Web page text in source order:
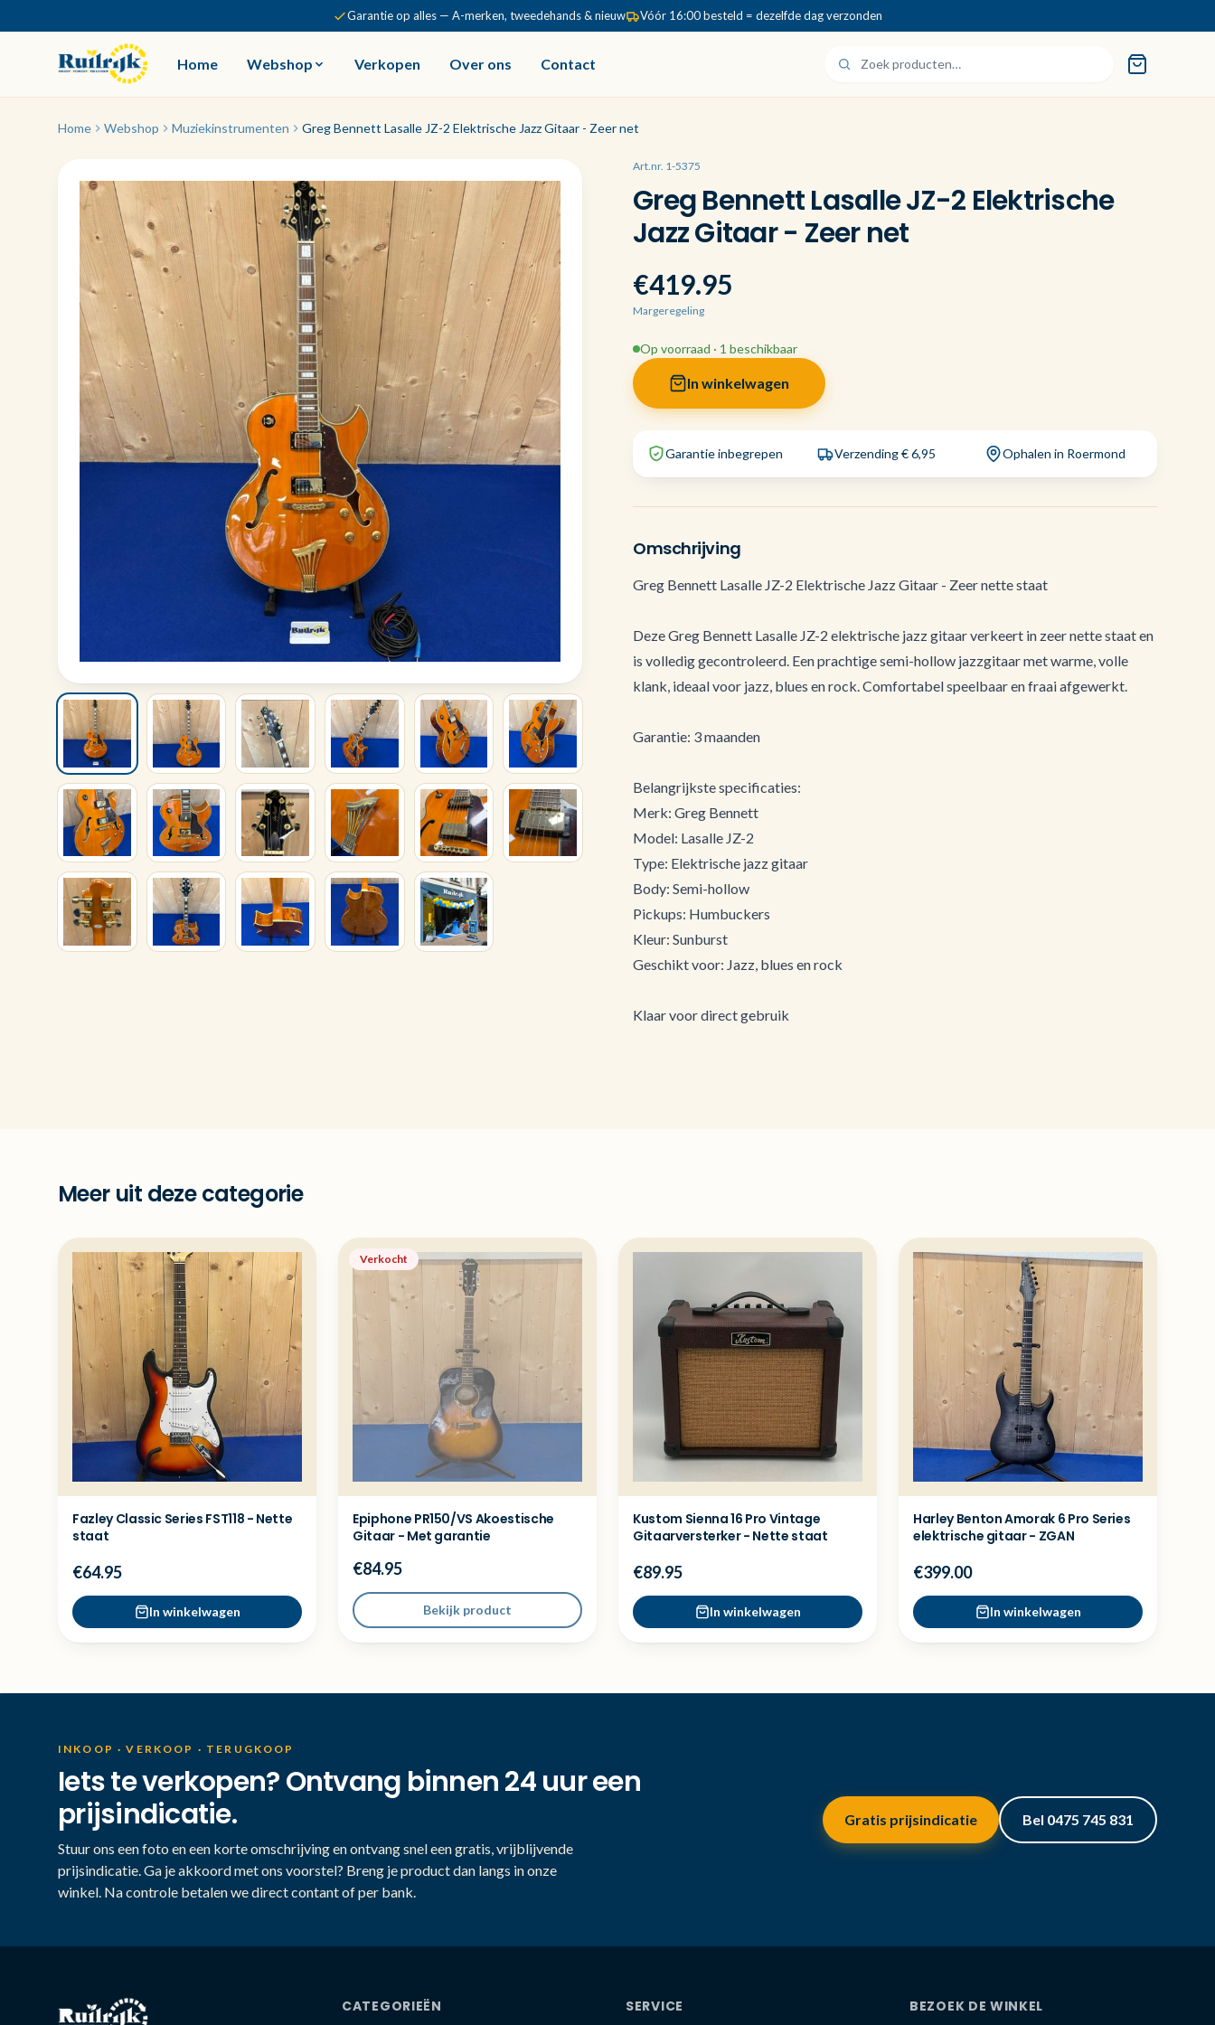
Garantie op alles — A-merken, tweedehands & nieuw Vóór 16:00 besteld = dezelfde dag verzonden
Home Webshop Verkopen Over ons Contact
Home Webshop Muziekinstrumenten Greg Bennett Lasalle JZ-2 Elektrische Jazz Gitaar - Zeer net
Art.nr. 1-5375
Greg Bennett Lasalle JZ-2 Elektrische
Jazz Gitaar - Zeer net
€419.95
Margeregeling
Op voorraad · 1 beschikbaar
In winkelwagen
Garantie inbegrepen Verzending € 6,95 Ophalen in Roermond
Omschrijving
Greg Bennett Lasalle JZ-2 Elektrische Jazz Gitaar - Zeer nette staat
Deze Greg Bennett Lasalle JZ-2 elektrische jazz gitaar verkeert in zeer nette staat en
is volledig gecontroleerd. Een prachtige semi-hollow jazzgitaar met warme, volle
klank, ideaal voor jazz, blues en rock. Comfortabel speelbaar en fraai afgewerkt.
Garantie: 3 maanden
Belangrijkste specificaties:
Merk: Greg Bennett
Model: Lasalle JZ-2
Type: Elektrische jazz gitaar
Body: Semi-hollow
Pickups: Humbuckers
Kleur: Sunburst
Geschikt voor: Jazz, blues en rock
Klaar voor direct gebruik
Meer uit deze categorie
Fazley Classic Series FST118 - Nette
staat
€64.95
In winkelwagen
Verkocht
Epiphone PR150/VS Akoestische
Gitaar - Met garantie
€84.95
Bekijk product
Kustom Sienna 16 Pro Vintage
Gitaarversterker - Nette staat
€89.95
In winkelwagen
Harley Benton Amorak 6 Pro Series
elektrische gitaar - ZGAN
€399.00
In winkelwagen
INKOOP · VERKOOP · TERUGKOOP
Iets te verkopen? Ontvang binnen 24 uur een
prijsindicatie.
Stuur ons een foto en een korte omschrijving en ontvang snel een gratis, vrijblijvende
prijsindicatie. Ga je akkoord met ons voorstel? Breng je product dan langs in onze
winkel. Na controle betalen we direct contant of per bank.
Gratis prijsindicatie Bel 0475 745 831
CATEGORIEËN SERVICE BEZOEK DE WINKEL